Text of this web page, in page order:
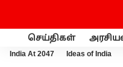
செய்திகள்
India At 2047 Ideas of India